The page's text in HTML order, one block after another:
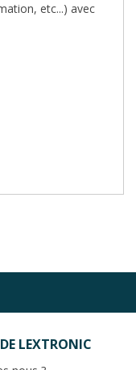
etc...) avec
LEXTRONIC